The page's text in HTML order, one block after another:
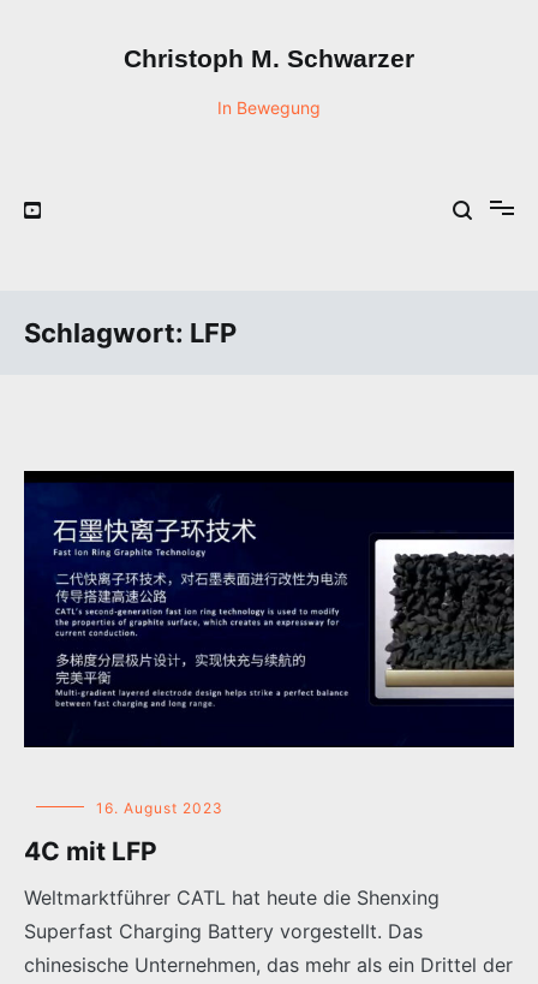
Christoph M. Schwarzer
In Bewegung
Schlagwort: LFP
16. August 2023
4C mit LFP
Weltmarktführer CATL hat heute die Shenxing
Superfast Charging Battery vorgestellt. Das
chinesische Unternehmen, das mehr als ein Drittel der